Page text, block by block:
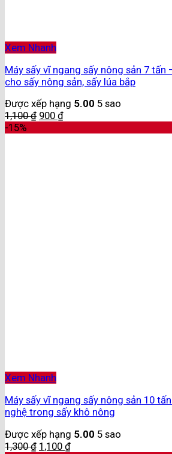
Xem Nhanh
Máy sấy vĩ ngang sấy nông sản 7 tấn
cho sấy nông sản, sấy lúa bắp
Được xếp hạng 5.00 5 sao
1,100₫ 900 ₫
-15%
Xem Nhanh
Máy sấy vĩ ngang sấy nông sản 10
nghệ trong sấy khô nông
Được xếp hạng 5.00 5 sao
1,300₫ 1,100 ₫